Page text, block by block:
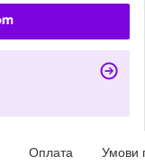
Оплата Умови